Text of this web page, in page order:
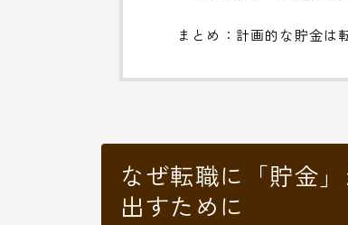
まとめ：計画的な貯金は
なぜ転職に「貯金
出すために